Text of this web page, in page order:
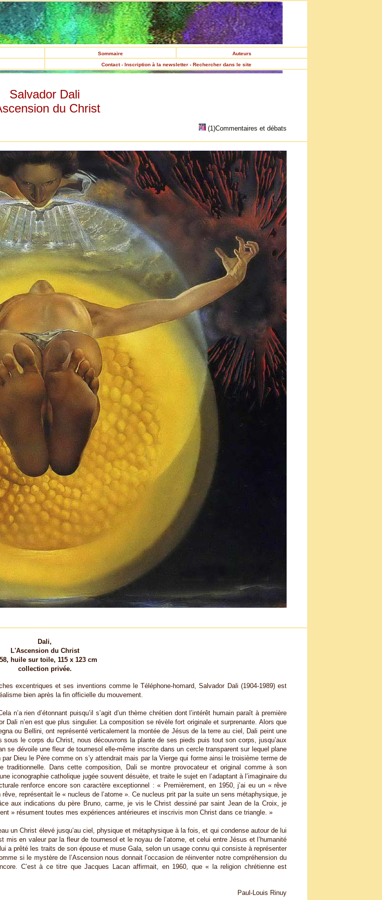
Sommaire
Auteurs
Contact - Inscription à la newsletter - Rechercher dans le site
Salvador Dali
du Christ
(1)Commentaires et débats
Dali,
L'Ascension du Christ
huile sur toile, 115 x 123 cm
collection privée.
excentriques et ses inventions comme le Téléphone-homard, Salvador Dali (1904-1989) est
bien après la fin officielle du mouvement.
n’a rien d’étonnant puisqu’il s’agit d’un thème chrétien dont l’intérêt humain paraît à première
n’en est que plus singulier. La composition se révèle fort originale et surprenante. Alors que
ou Bellini, ont représenté verticalement la montée de Jésus de la terre au ciel, Dali peint une
le corps du Christ, nous découvrons la plante de ses pieds puis tout son corps, jusqu’aux
se dévoile une fleur de tournesol elle-même inscrite dans un cercle transparent sur lequel plane
Dieu le Père comme on s’y attendrait mais par la Vierge qui forme ainsi le troisième terme de
traditionnelle. Dans cette composition, Dali se montre provocateur et original comme à son
iconographie catholique jugée souvent désuète, et traite le sujet en l’adaptant à l’imaginaire du
renforce encore son caractère exceptionnel : « Premièrement, en 1950, j’ai eu un « rêve
représentait le « nucleus de l’atome ». Ce nucleus prit par la suite un sens métaphysique, je
aux indications du père Bruno, carme, je vis le Christ dessiné par saint Jean de la Croix, je
» résument toutes mes expériences antérieures et inscrivis mon Christ dans ce triangle. »
un Christ élevé jusqu’au ciel, physique et métaphysique à la fois, et qui condense autour de lui
mis en valeur par la fleur de tournesol et le noyau de l’atome, et celui entre Jésus et l’humanité
a prêté les traits de son épouse et muse Gala, selon un usage connu qui consiste à représenter
si le mystère de l’Ascension nous donnait l’occasion de réinventer notre compréhension du
C’est à ce titre que Jacques Lacan affirmait, en 1960, que « la religion chrétienne est
Paul-Louis Rinuy